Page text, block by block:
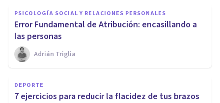
PSICOLOGÍA SOCIAL Y RELACIONES PERSONALES
​Error Fundamental de Atribución: encasillando a
las personas
Adrián Triglia
DEPORTE
​7 ejercicios para reducir la flacidez de tus brazos